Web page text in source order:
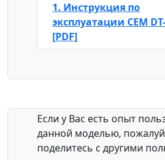
1. Инструкция по
эксплуатации CEM
[PDF]
Если у Вас есть опыт
данной моделью,
поделитесь с другими